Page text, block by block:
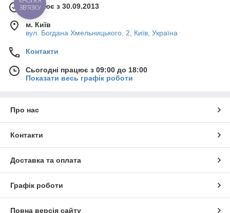
Працює з 30.09.2013
м. Київ
вул. Богдана Хмельницького, 2, Київ, Україна
Контакти
Сьогодні працює з 09:00 до 18:00
Показати весь графік роботи
Про нас
Контакти
Доставка та оплата
Графік роботи
Повна версія сайту
КНОПКА
ЗВ'ЯЗКУ